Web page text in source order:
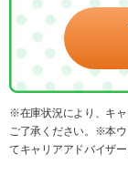
※在庫状況により、キャ
ご了承ください。※本
てキャリアアドバイザ